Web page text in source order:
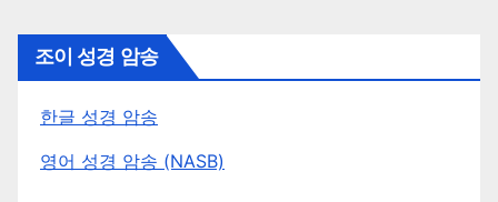
조이 성경 암송
한글 성경 암송
영어 성경 암송 (NASB)